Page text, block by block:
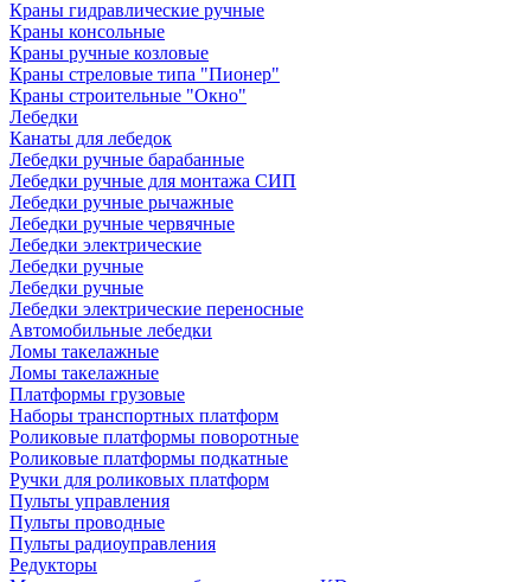
Краны гидравлические ручные
Краны консольные
Краны ручные козловые
Краны стреловые типа "Пионер"
Краны строительные "Окно"
Лебедки
Канаты для лебедок
Лебедки ручные барабанные
Лебедки ручные для монтажа СИП
Лебедки ручные рычажные
Лебедки ручные червячные
Лебедки электрические
Лебедки ручные
Лебедки ручные
Лебедки электрические переносные
Автомобильные лебедки
Ломы такелажные
Ломы такелажные
Платформы грузовые
Наборы транспортных платформ
Роликовые платформы поворотные
Роликовые платформы подкатные
Ручки для роликовых платформ
Пульты управления
Пульты проводные
Пульты радиоуправления
Редукторы